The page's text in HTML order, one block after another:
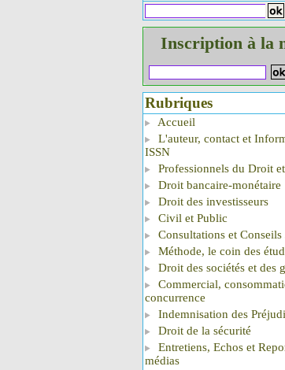
Inscription à la
Rubriques
Accueil
L'auteur, contact et
ISSN
Professionnels du Droit
Droit bancaire-monétaire
Droit des investisseurs
Civil et Public
Consultations et
Méthode, le coin des
Droit des sociétés et des
Commercial,
concurrence
Indemnisation des
Droit de la sécurité
Entretiens, Echos et
médias